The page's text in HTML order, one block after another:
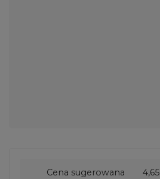
Cena sugerowana